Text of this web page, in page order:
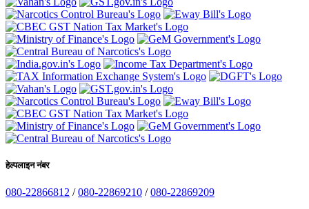
हेल्पलाइन नंबर
080-22866812 /080-22869210 /080-22869209